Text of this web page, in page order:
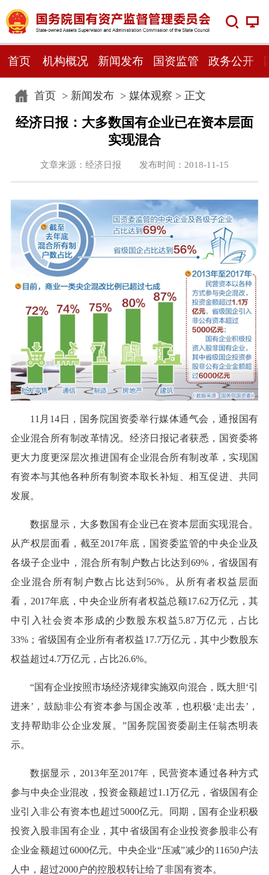
首页 机构概况 新闻发布 国资监管 政务公开
首页> 新闻发布> 媒体观察 > 正文
经济日报：大多数国有企业已在资本层面
实现混合
文章来源：经济日报 发布时间：2018-11-15
11月14日，国务院国资委举行媒体通气会，通报国有
企业混合所有制改革情况。经济日报记者获悉，国资委将
更大力度更深层次推进国有企业混合所有制改革，实现国
有资本与其他各种所有制资本取长补短、相互促进、共同
发展。
数据显示，大多数国有企业已在资本层面实现混合。
从产权层面看，截至2017年底，国资委监管的中央企业及
各级子企业中，混合所有制户数占比达到69%，省级国有
企业混合所有制户数占比达到56%。从所有者权益层面
看，2017年底，中央企业所有者权益总额17.62万亿元，其
中引入社会资本形成的少数股东权益5.87万亿元，占比
33%；省级国有企业所有者权益17.7万亿元，其中少数股东
权益超过4.7万亿元，占比26.6%。
“国有企业按照市场经济规律实施双向混合，既大胆‘引
进来’，鼓励非公有资本参与国企改革，也积极‘走出去’，
支持帮助非公企业发展。”国务院国资委副主任翁杰明表
示。
数据显示，2013年至2017年，民营资本通过各种方式
参与中央企业混改，投资金额超过1.1万亿元，省级国有企
业引入非公有资本也超过5000亿元。同期，国有企业积极
投资入股非国有企业，其中省级国有企业投资参股非公有
企业金额超过6000亿元。中央企业“压减”减少的11650户法
人中，超过2000户的控股权转让给了非国有资本。